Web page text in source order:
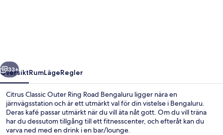
Nästa
33+
ÖversiktRumLägeRegler
Citrus Classic Outer Ring Road Bengaluru ligger nära en
järnvägsstation och är ett utmärkt val för din vistelse i Bengaluru.
Deras kafé passar utmärkt när du vill äta nåt gott. Om du vill träna
har du dessutom tillgång till ett fitnesscenter, och efteråt kan du
varva ned med en drink i en bar/lounge.